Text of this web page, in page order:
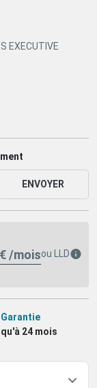
EXECUTIVE
ENVOYER
ou LLD
/mois
Garantie
24 mois